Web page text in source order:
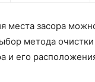
места засора
метода очистки
и его